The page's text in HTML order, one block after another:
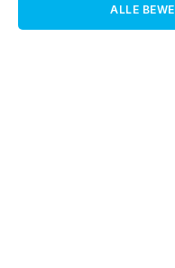
ALLE